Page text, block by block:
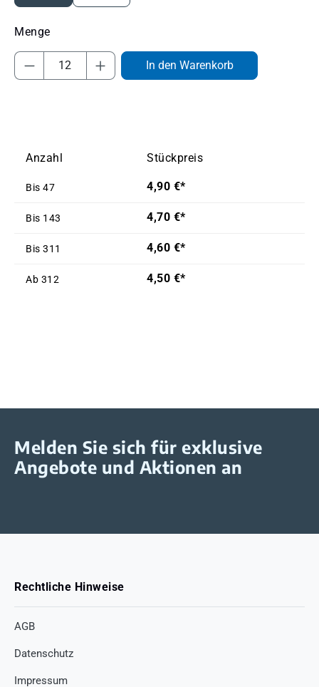
Produkt Anzahl: Gib den gewünschten
In den Warenkorb
Anzahl Stückpreis
Bis 47 4,90 €*
Bis 143 4,70 €*
Bis 311 4,60 €*
Ab 312 4,50 €*
Melden Sie sich für exklusive
Angebote und Aktionen an
Rechtliche Hinweise
AGB
Datenschutz
Impressum